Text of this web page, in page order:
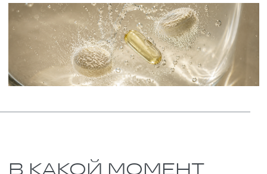
на вес и возраст, но и на
генетический код. И это будет
правильно.
Иногда таблетки, которые по